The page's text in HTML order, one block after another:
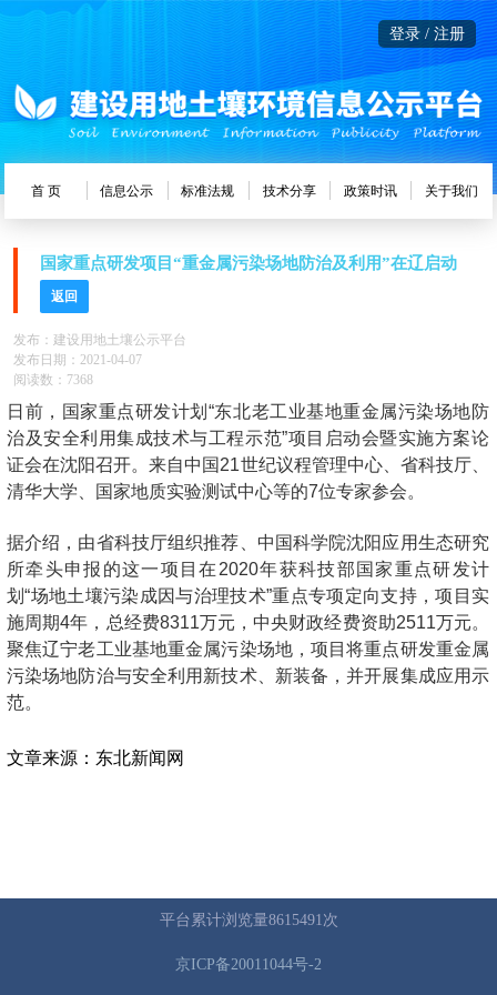
登录 / 注册
首 页 信息公示 标准法规 技术分享 政策时讯 关于我们
国家重点研发项目“重金属污染场地防治及利用”在辽启动
返回
发布：建设用地土壤公示平台
发布日期：2021-04-07
阅读数：7368
平台累计浏览量8615491次
京ICP备20011044号-2